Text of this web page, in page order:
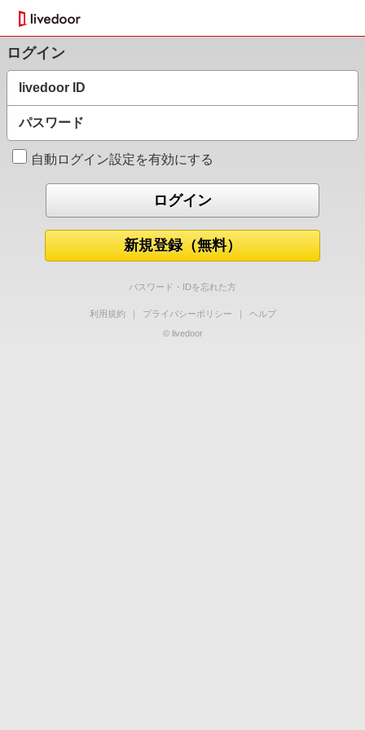
ログイン
livedoor ID
パスワード
自動ログイン設定を有効にする
新規登録（無料）
パスワード・IDを忘れた方
利用規約 ｜ プライバシーポリシー ｜
ヘルプ
© livedoor